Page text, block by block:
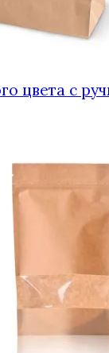
цвета с